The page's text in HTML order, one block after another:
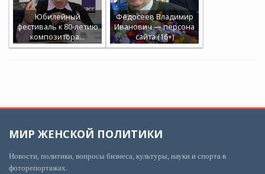
Юбилейный
фестиваль к 80-летию
композитора…
Федосеев Владимир
Иванович — персона
сайта (16+)
МИР ЖЕНСКОЙ ПОЛИТИКИ
Новости, политики, вопросы бизнеса, культуры, науки и спорта в
фоторепортажах.